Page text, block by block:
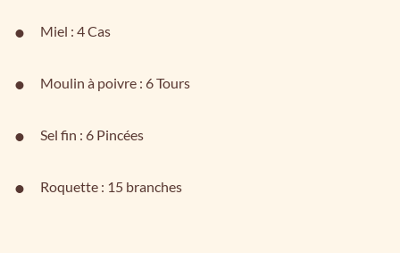
Miel : 4 Cas
Moulin à poivre : 6 Tours
Sel fin : 6 Pincées
Roquette : 15 branches